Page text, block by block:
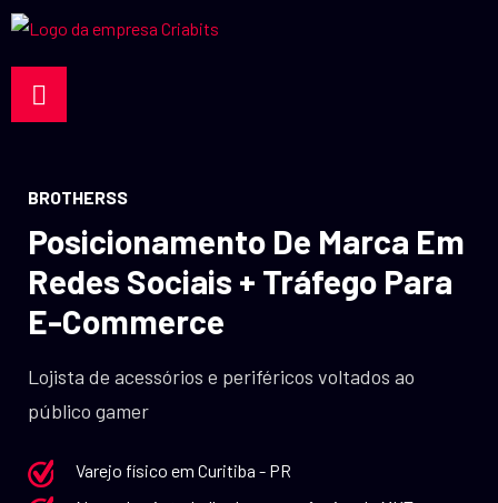
BROTHERSS
Posicionamento De Marca Em
Redes Sociais + Tráfego Para
E-Commerce
Lojista de acessórios e periféricos voltados ao
público gamer
Varejo físico em Curitiba - PR